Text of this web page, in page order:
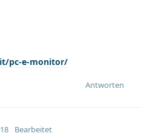
pc-e-monitor/
Antworten
Bearbeitet